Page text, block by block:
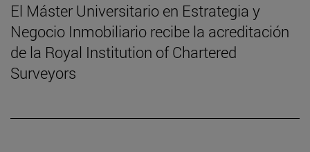
El Máster Universitario en Estrategia y
Negocio Inmobiliario recibe la acreditación
de la Royal Institution of Chartered
Surveyors